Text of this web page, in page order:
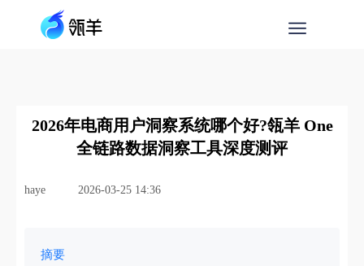
2026年电商用户洞察系统哪个好?瓴羊 One
全链路数据洞察工具深度测评
haye 2026-03-25 14:36
摘要